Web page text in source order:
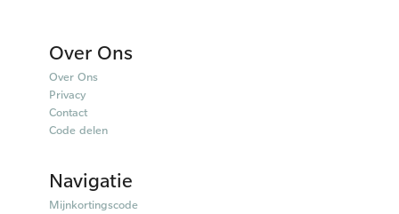
Over Ons
Over Ons
Privacy
Contact
Code delen
Navigatie
Mijnkortingscode